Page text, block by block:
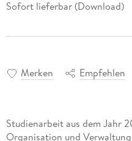
Sofort lieferbar (Download)
Merken Empfehlen
Studienarbeit aus dem Jahr
Organisation und